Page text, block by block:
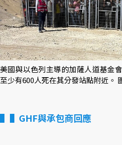
美國與以色列主導的加薩人道基金
至少有600人死在其分發站點附近。
▌GHF與承包商回應